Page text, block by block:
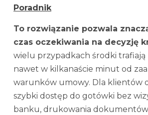
Poradnik
To rozwiązanie pozwala
czas oczekiwania na decyzję
wielu przypadkach środki trafiają
nawet w kilkanaście minut od
warunków umowy. Dla klientów
szybki dostęp do gotówki bez
banku, drukowania